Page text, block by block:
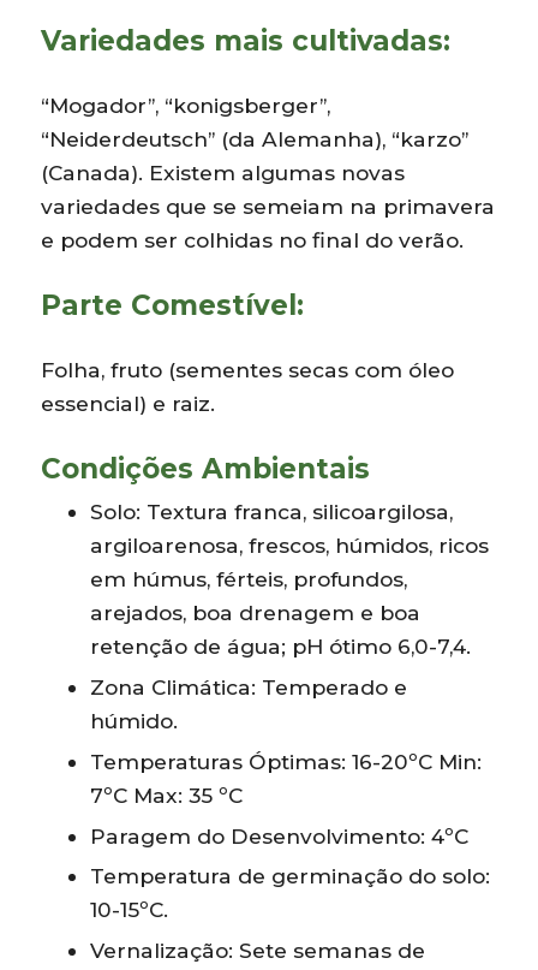
Variedades mais cultivadas:
“Mogador”, “konigsberger”,
“Neiderdeutsch” (da Alemanha), “karzo”
(Canada). Existem algumas novas
variedades que se semeiam na primavera
e podem ser colhidas no final do verão.
Parte Comestível:
Folha, fruto (sementes secas com óleo
essencial) e raiz.
Condições Ambientais
Solo: Textura franca, silicoargilosa,
argiloarenosa, frescos, húmidos, ricos
em húmus, férteis, profundos,
arejados, boa drenagem e boa
retenção de água; pH ótimo 6,0-7,4.
Zona Climática: Temperado e
húmido.
Temperaturas Óptimas: 16-20ºC Min:
7ºC Max: 35 ºC
Paragem do Desenvolvimento: 4ºC
Temperatura de germinação do solo:
10-15ºC.
Vernalização: Sete semanas de